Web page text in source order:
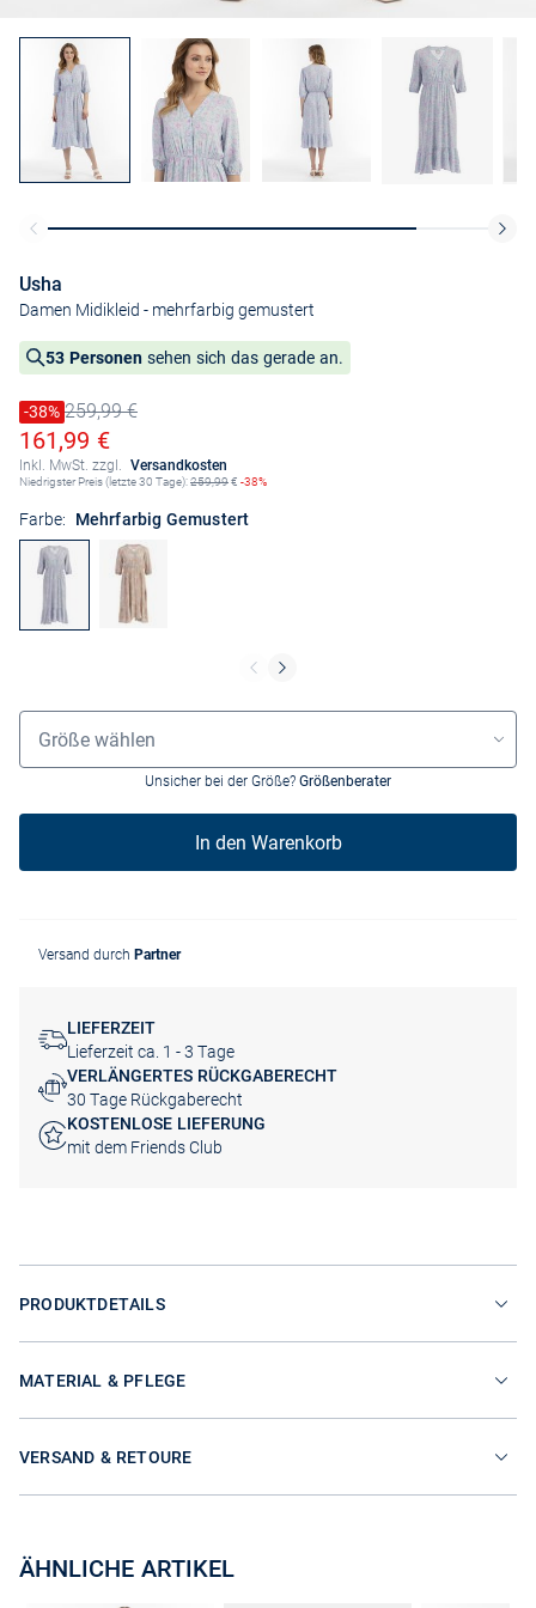
Usha
Damen Midikleid - mehrfarbig gemustert
53 Personen sehen sich das gerade an.
Preis reduziert um
-38%
Alter Preis259,99 €
Ermäßigter Preis
161,99 €
Inkl. MwSt. zzgl. Versandkosten
Niedrigster Preis (letzte 30 Tage):259,99€ -38%
Farbe: Mehrfarbig Gemustert
Größenauswahl
Größe wählen
Unsicher bei der Größe? Größenberater
In den Warenkorb
Versand durch Partner
LIEFERZEIT
Lieferzeit ca. 1 - 3 Tage
VERLÄNGERTES RÜCKGABERECHT
30 Tage Rückgaberecht
KOSTENLOSE LIEFERUNG
mit dem Friends Club
PRODUKTDETAILS
MATERIAL & PFLEGE
VERSAND & RETOURE
ÄHNLICHE ARTIKEL